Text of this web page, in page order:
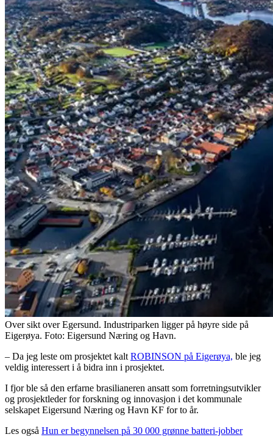
Over sikt over Egersund. Industriparken ligger på høyre side på
Eigerøya. Foto: Eigersund Næring og Havn.
– Da jeg leste om prosjektet kaltROBINSON på Eigerøya, ble jeg
veldig interessert i å bidra inn i prosjektet.
I fjor ble så den erfarne brasilianeren ansatt som forretningsutvikler
og prosjektleder for forskning og innovasjon i det kommunale
selskapet Eigersund Næring og Havn KF for to år.
Les også Hun er begynnelsen på 30 000 grønne batteri-jobber